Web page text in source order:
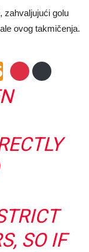
zahvaljujući golu
ovog takmičenja.
SO IF